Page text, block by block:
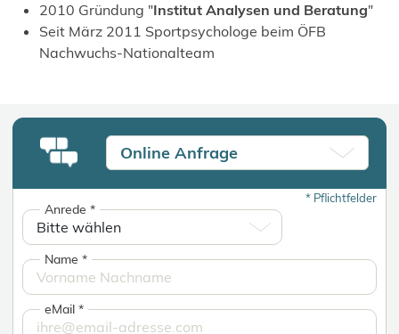
2010 Gründung "Institut Analysen und Beratung"
Seit März 2011 Sportpsychologe beim ÖFB
Nachwuchs-Nationalteam
Online Anfrage
*Pflichtfelder
Anrede*
Name*
eMail*